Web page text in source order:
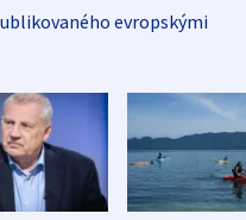
evropskými